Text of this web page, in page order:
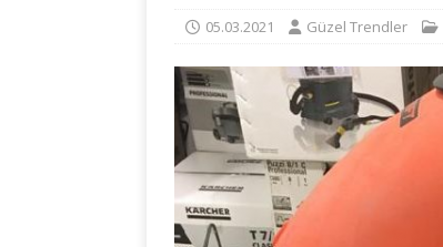
05.03.2021 Güzel Trendler